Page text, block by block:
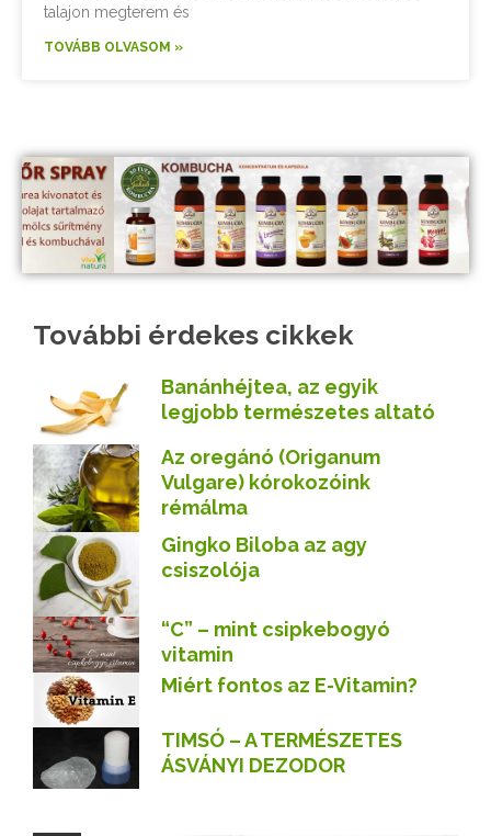
talajon megterem és
TOVÁBB OLVASOM »
További érdekes cikkek
Banánhéjtea, az egyik
legjobb természetes altató
Az oregánó (Origanum
Vulgare) kórokozóink
rémálma
Gingko Biloba az agy
csiszolója
“C” – mint csipkebogyó
vitamin
Miért fontos az E-Vitamin?
TIMSÓ – A TERMÉSZETES
ÁSVÁNYI DEZODOR